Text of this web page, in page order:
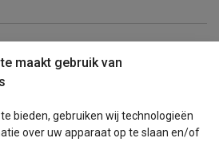
maakt gebruik van
bieden, gebruiken wij technologieën
over uw apparaat op te slaan en/of